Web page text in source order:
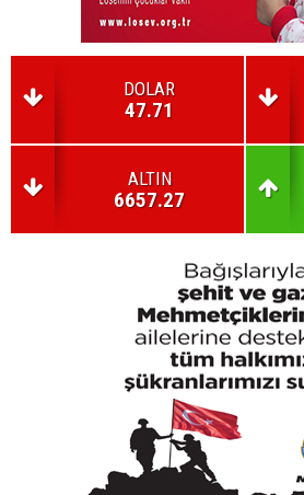
DOLAR
47.71
ALTIN
6657.27